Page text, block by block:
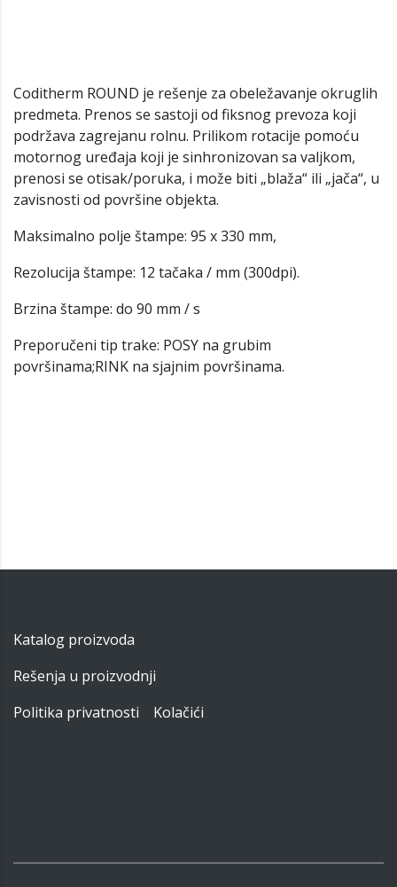
Coditherm ROUND je rešenje za obeležavanje okruglih
predmeta. Prenos se sastoji od fiksnog prevoza koji
podržava zagrejanu rolnu. Prilikom rotacije pomoću
motornog uređaja koji je sinhronizovan sa valjkom,
prenosi se otisak/poruka, i može biti „blaža“ ili „jača“, u
zavisnosti od površine objekta.
Maksimalno polje štampe: 95 x 330 mm,
Rezolucija štampe: 12 tačaka / mm (300dpi).
Brzina štampe: do 90 mm / s
Preporučeni tip trake: POSY na grubim
površinama;RINK na sjajnim površinama.
Katalog proizvoda
Rešenja u proizvodnji
Politika privatnosti
Kolačići